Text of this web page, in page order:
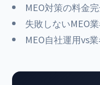
MEO対策の料金
失敗しないMEO
MEO自社運用vs